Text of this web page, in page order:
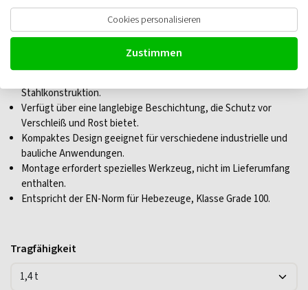
JDT ENORM Verbindungsschloß,
Güteklasse 10
Stahlkonstruktion.
Verfügt über eine langlebige Beschichtung, die Schutz vor
Verschleiß und Rost bietet.
Kompaktes Design geeignet für verschiedene industrielle und
bauliche Anwendungen.
Montage erfordert spezielles Werkzeug, nicht im Lieferumfang
enthalten.
Entspricht der EN-Norm für Hebezeuge, Klasse Grade 100.
Tragfähigkeit
Cookies personalisieren
Zustimmen